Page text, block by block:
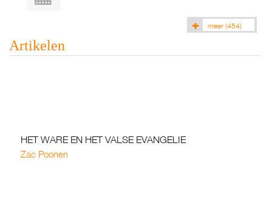
meer (454)
Artikelen
HET WARE EN HET VALSE EVANGELIE
Zac Poonen